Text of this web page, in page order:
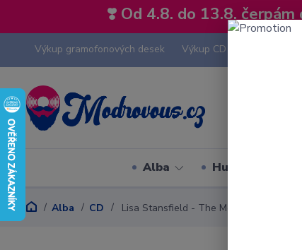
❣️ Od 4.8. do 13.8.
Výkup gramofonových desek Výkup CD
Alba Hudební styly
Alba CD Lisa Stansfield - The Moment - CD